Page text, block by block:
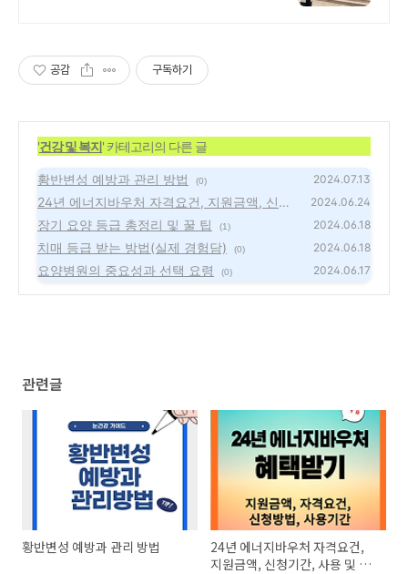
공감 구독하기
'건강 및 복지' 카테고리의 다른 글
황반변성 예방과 관리 방법 (0) 2024.07.13
24년 에너지바우처 자격요건, 지원금액, 신청
기간, 사용 및 잔액조회
(0)
2024.06.24
장기 요양 등급 총정리 및 꿀 팁 (1) 2024.06.18
치매 등급 받는 방법(실제 경험담) (0) 2024.06.18
요양병원의 중요성과 선택 요령 (0) 2024.06.17
관련글
황반변성 예방과 관리 방법
24년 에너지바우처 자격요건,
지원금액, 신청기간, 사용 및 잔